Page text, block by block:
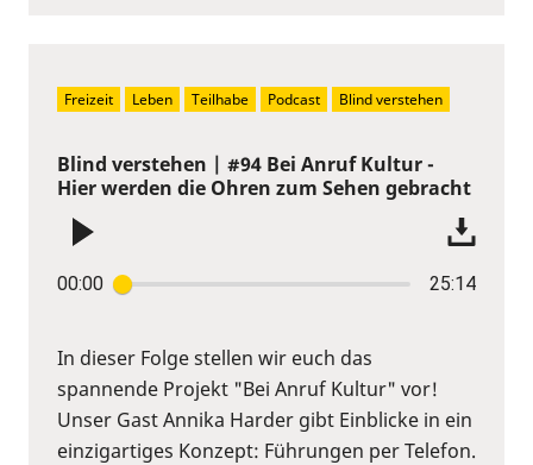
Blind verstehen | #94 Bei Anruf Kultur -
Hier werden die Ohren zum Sehen gebracht
00:00 25:14
In dieser Folge stellen wir euch das
spannende Projekt "Bei Anruf Kultur" vor!
Unser Gast Annika Harder gibt Einblicke in ein
einzigartiges Konzept: Führungen per Telefon.
Freizeit Leben Teilhabe Podcast Blind verstehen